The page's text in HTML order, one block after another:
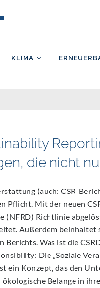
KLIMA
die nicht
(auch: CSR-
Pflicht. Mit der neuen
(NFRD) Richtlinie
Außerdem
Berichts. Was ist die
Die „Soziale
ein Konzept, das den
Belange in